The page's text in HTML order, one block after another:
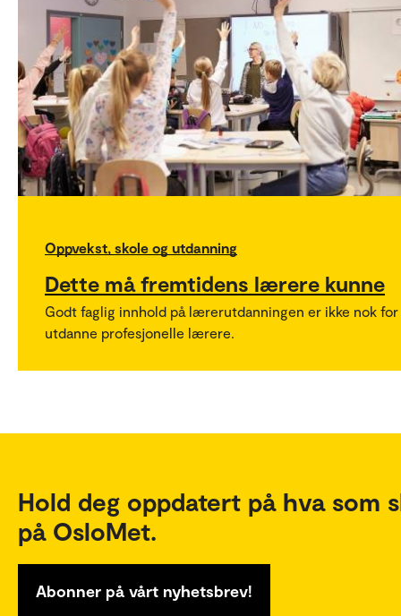
Oppvekst, skole og utdanning
Dette må fremtidens lærere kunne
Godt faglig innhold på lærerutdanningen er ikke nok for
utdanne profesjonelle lærere.
Hold deg oppdatert på hva som
på OsloMet.
Abonner på vårt nyhetsbrev!